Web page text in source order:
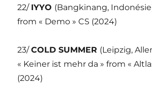
22/ IYYO (Bangkinang,
from « Demo » CS (2024)
23/COLD SUMMER (Leipzig,
« Keiner ist mehr da » from «
(2024)